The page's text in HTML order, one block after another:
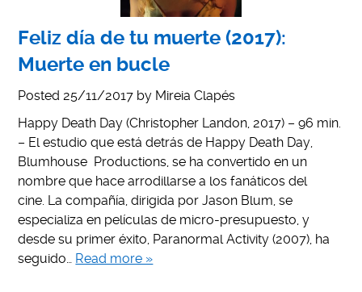
Feliz día de tu muerte (2017):
Muerte en bucle
Posted 25/11/2017 by Mireia Clapés
Happy Death Day (Christopher Landon, 2017) – 96 min.
– El estudio que está detrás de Happy Death Day,
Blumhouse Productions, se ha convertido en un
nombre que hace arrodillarse a los fanáticos del
cine. La compañía, dirigida por Jason Blum, se
especializa en películas de micro-presupuesto, y
desde su primer éxito, Paranormal Activity (2007), ha
seguido… Read more »